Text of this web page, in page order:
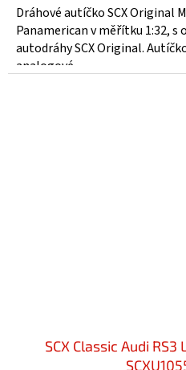
Dráhové autíčko SCX Original
Panamerican v měřítku 1:32,
autodráhy SCX Original.
analogové...
SCX Classic Audi